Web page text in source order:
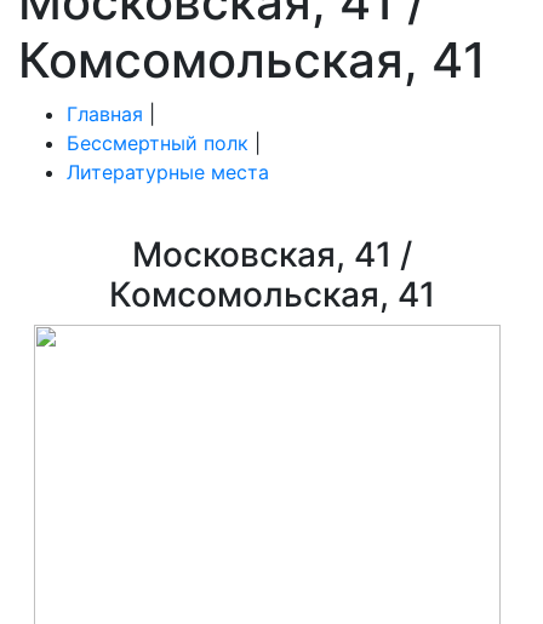
Комсомольская, 41
Главная
Бессмертный полк
Литературные места
Московская, 41 /
Комсомольская, 41